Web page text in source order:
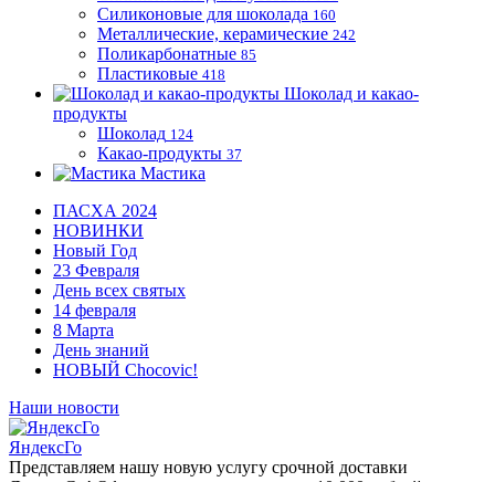
Силиконовые для шоколада 160
Металлические, керамические 242
Поликарбонатные 85
Пластиковые 418
Шоколад и какао-
продукты
Шоколад 124
Какао-продукты 37
Мастика
ПАСХА 2024
НОВИНКИ
Новый Год
23 Февраля
День всех святых
14 февраля
8 Марта
День знаний
НОВЫЙ Chocovic!
Наши новости
ЯндексГо
Представляем нашу новую услугу срочной доставки